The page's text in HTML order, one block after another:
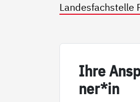
Landesfachstelle
Ih­re
ner*in